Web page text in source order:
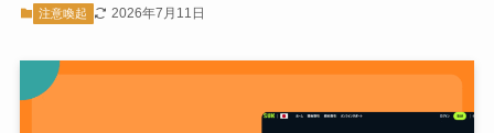
注意喚起 2026年7月11日